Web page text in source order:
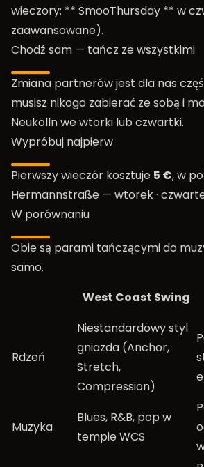
wieczory: ** SmooThursday ** w
zaawansowane).
Chodź sam — tańcz ze wszystkimi
Zmiana partnerów jest dla nas
musisz nikogo zabierać ze sobą i
Neukölln we wtorki lub czwartki.
Wypróbuj najpierw
Pierwszy wieczór kosztuje 5 €, w
Hermannstraße — wtorek·
W porównaniu
Obie są parami tańczącymi do
samo.
West Coast Swing
Rdzeń
Niestandardowy styl
gniazda (Anchor,
Stretch,
Compression)
Muzyka
Blues, R&B, pop w
tempie WCS